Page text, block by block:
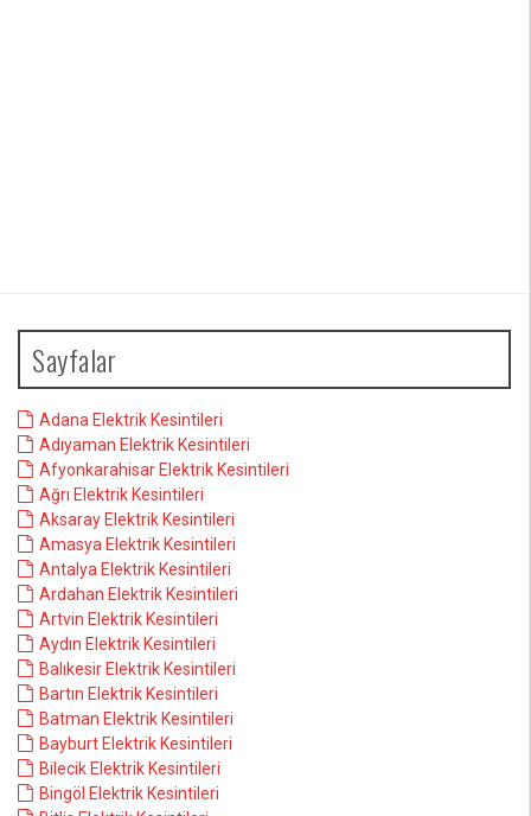
Sayfalar
Adana Elektrik Kesintileri
Adıyaman Elektrik Kesintileri
Afyonkarahisar Elektrik Kesintileri
Ağrı Elektrik Kesintileri
Aksaray Elektrik Kesintileri
Amasya Elektrik Kesintileri
Antalya Elektrik Kesintileri
Ardahan Elektrik Kesintileri
Artvin Elektrik Kesintileri
Aydın Elektrik Kesintileri
Balıkesir Elektrik Kesintileri
Bartın Elektrik Kesintileri
Batman Elektrik Kesintileri
Bayburt Elektrik Kesintileri
Bilecik Elektrik Kesintileri
Bingöl Elektrik Kesintileri